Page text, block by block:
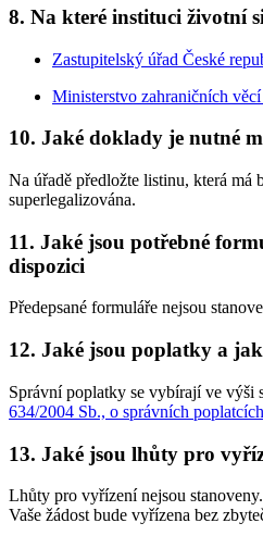
8. Na které instituci životní
Zastupitelský úřad České
Ministerstvo zahraničních
10. Jaké doklady je nutné
Na úřadě předložte listinu, která má
superlegalizována.
11. Jaké jsou potřebné
dispozici
Předepsané formuláře nejsou
12. Jaké jsou poplatky a
Správní poplatky se vybírají ve výši
634/2004 Sb., o správních
13. Jaké jsou lhůty pro
Lhůty pro vyřízení nejsou stanoveny.
Vaše žádost bude vyřízena bez